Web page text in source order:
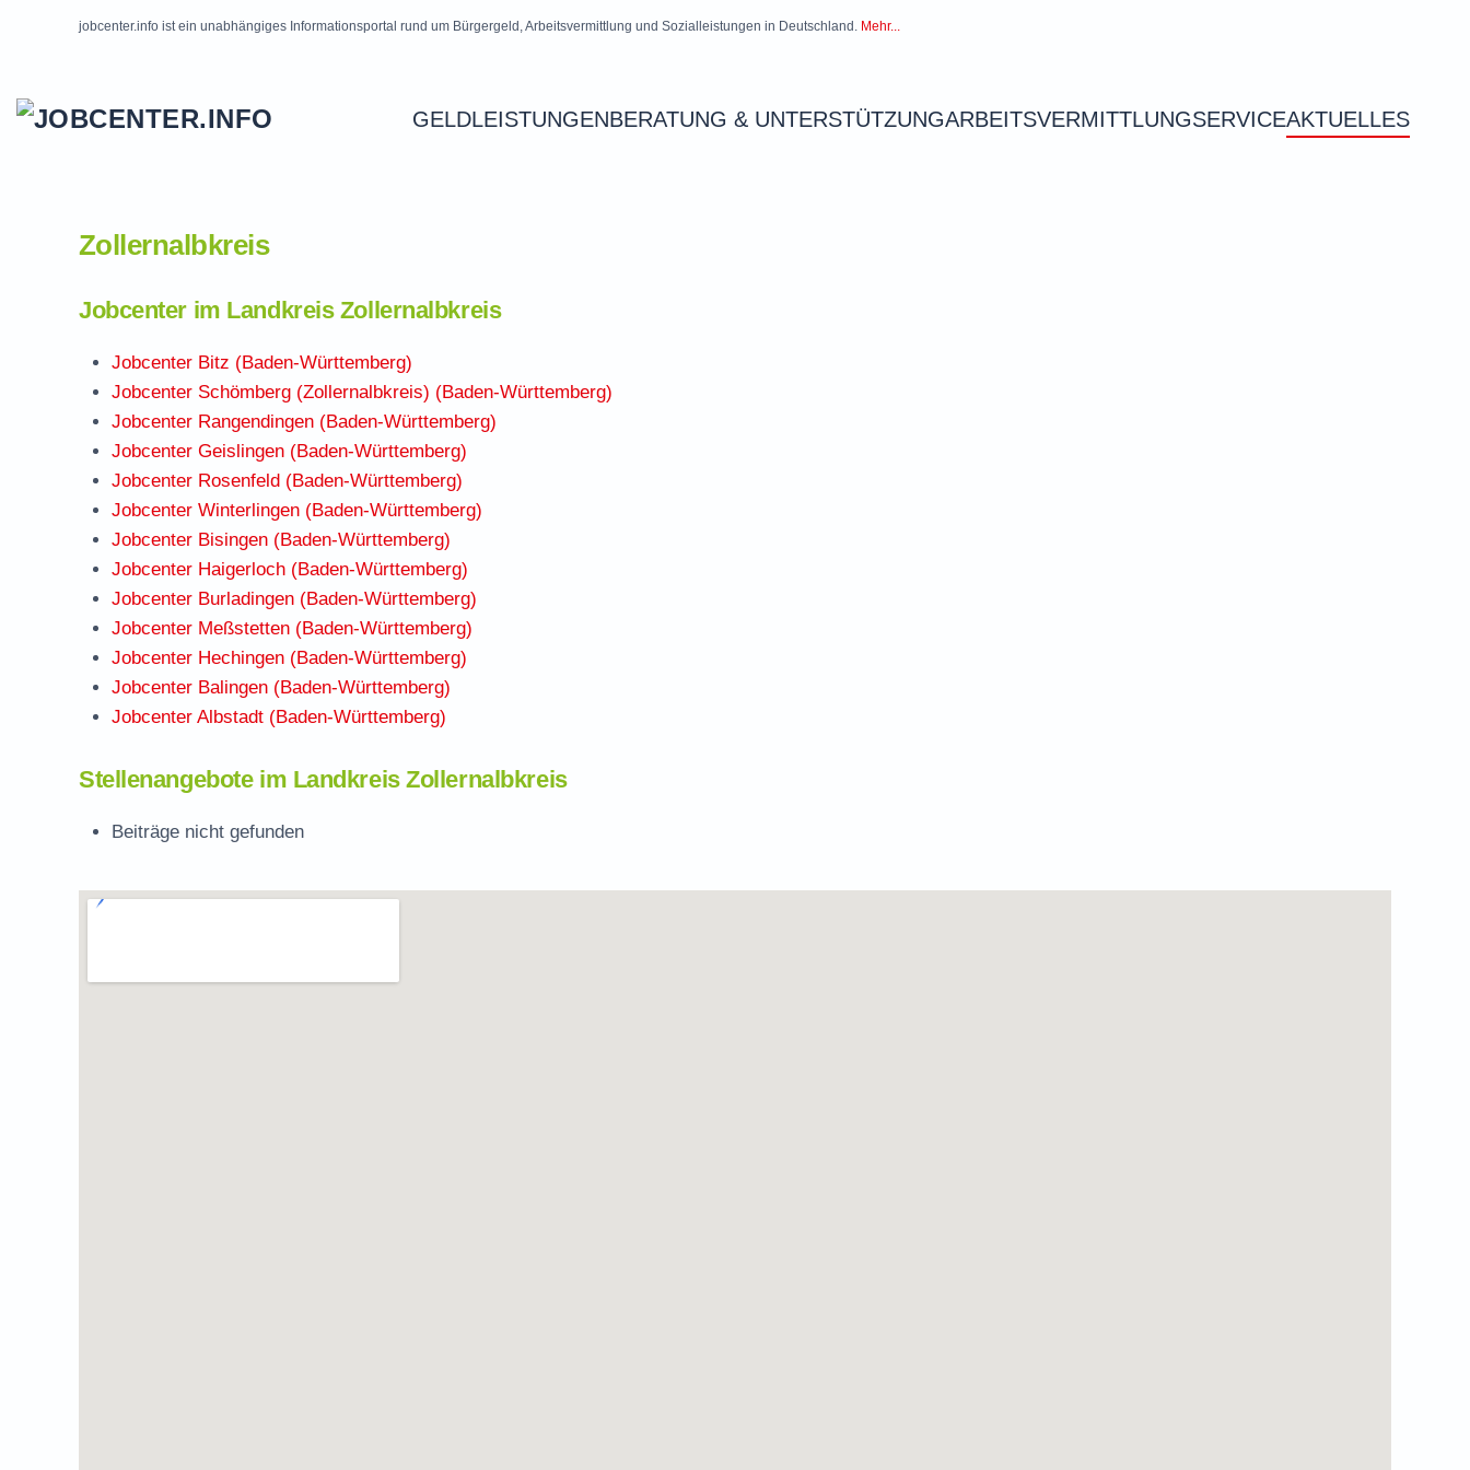
jobcenter.info ist ein unabhängiges Informationsportal rund um Bürgergeld, Arbeitsvermittlung und Sozialleistungen in Deutschland. Mehr...
GELDLEISTUNGENBERATUNG & UNTERSTÜTZUNGARBEITSVERMITTLUNGSERVICEAKTUELLES
Zollernalbkreis
Jobcenter im Landkreis Zollernalbkreis
Jobcenter Bitz (Baden-Württemberg)
Jobcenter Schömberg (Zollernalbkreis) (Baden-Württemberg)
Jobcenter Rangendingen (Baden-Württemberg)
Jobcenter Geislingen (Baden-Württemberg)
Jobcenter Rosenfeld (Baden-Württemberg)
Jobcenter Winterlingen (Baden-Württemberg)
Jobcenter Bisingen (Baden-Württemberg)
Jobcenter Haigerloch (Baden-Württemberg)
Jobcenter Burladingen (Baden-Württemberg)
Jobcenter Meßstetten (Baden-Württemberg)
Jobcenter Hechingen (Baden-Württemberg)
Jobcenter Balingen (Baden-Württemberg)
Jobcenter Albstadt (Baden-Württemberg)
Stellenangebote im Landkreis Zollernalbkreis
Beiträge nicht gefunden